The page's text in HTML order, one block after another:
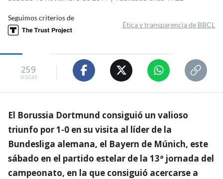
Seguimos criterios de
Ética y transparencia de BBCL
259
visitas
El Borussia Dortmund consiguió un valioso
triunfo por 1-0 en su visita al líder de la
Bundesliga alemana, el Bayern de Múnich, este
sábado en el partido estelar de la 13ª jornada del
campeonato, en la que consiguió acercarse a